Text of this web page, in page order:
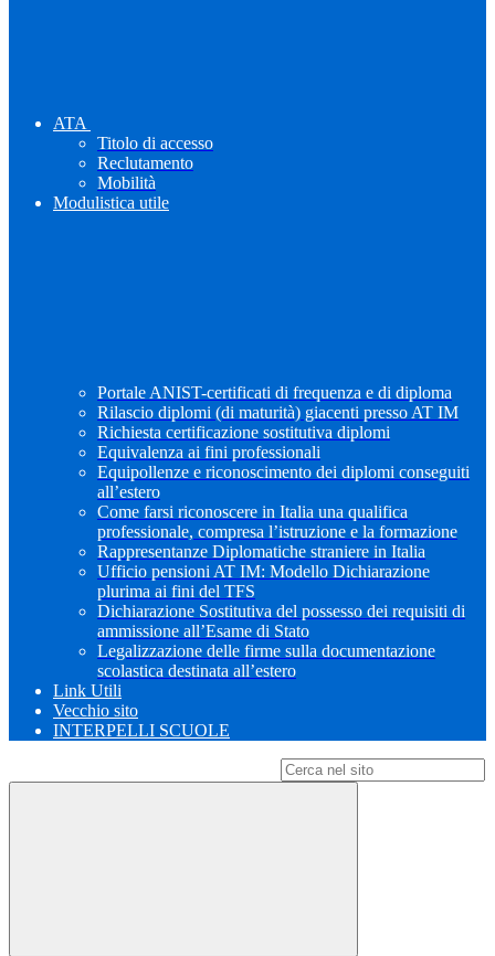
ATA
Titolo di accesso
Reclutamento
Mobilità
Modulistica utile
Portale ANIST-certificati di frequenza e di diploma
Rilascio diplomi (di maturità) giacenti presso AT IM
Richiesta certificazione sostitutiva diplomi
Equivalenza ai fini professionali
Equipollenze e riconoscimento dei diplomi conseguiti
all’estero
Come farsi riconoscere in Italia una qualifica
professionale, compresa l’istruzione e la formazione
Rappresentanze Diplomatiche straniere in Italia
Ufficio pensioni AT IM: Modello Dichiarazione
plurima ai fini del TFS
Dichiarazione Sostitutiva del possesso dei requisiti di
ammissione all’Esame di Stato
Legalizzazione delle firme sulla documentazione
scolastica destinata all’estero
Link Utili
Vecchio sito
INTERPELLI SCUOLE